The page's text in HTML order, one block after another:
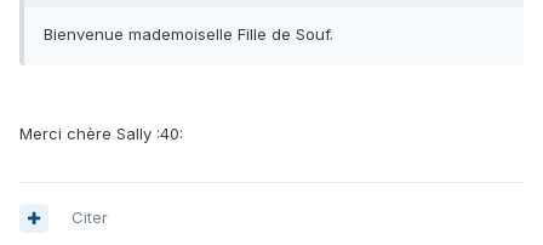
Bienvenue mademoiselle Fille de Souf.
Merci chère Sally :40:
Citer